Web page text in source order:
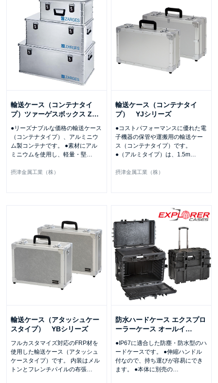
輸送ケース（コンテナタイ
プ）ツァーゲスボックス Z…
●リーズナブルな価格の輸送ケース
（コンテナタイプ）、アルミニウ
ム製コンテナです。 ●素材にアル
ミニウムを使用し、軽量・堅…
摂津金属工業（株）
輸送ケース（コンテナタイ
プ） YJシリーズ
●コストパフォーマンスに優れた電
子機器の保管や運搬用の輸送ケー
ス（コンテナタイプ）です。
●（アルミタイプ）は、1.5m…
摂津金属工業（株）
輸送ケース（アタッシュケー
スタイプ） YBシリーズ
フルカスタマイズ対応のFRP材を
使用した輸送ケース（アタッシュ
ケースタイプ）です。 内装はメル
トンとフレンチパイルの布張…
防水ハードケース エクスプロ
ーラーケース オールイ…
●IP67に適合した防塵・防水型のハ
ードケースです。 ●伸縮ハンドル
付なので、持ち運びが容易にでき
ます。 ●本体に別売の…